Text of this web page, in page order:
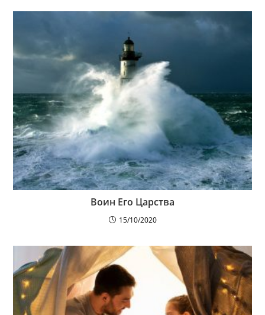
Воин Его Царства
15/10/2020